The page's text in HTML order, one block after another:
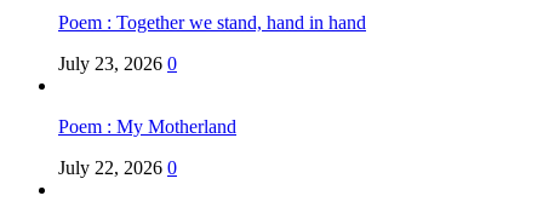
Poem : Together we stand, hand in hand
July 23, 2026 0
Poem : My Motherland
July 22, 2026 0